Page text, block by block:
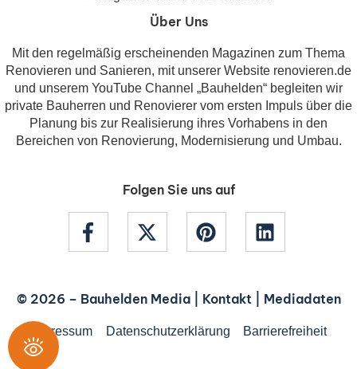
Über Uns
Mit den regelmäßig erscheinenden Magazinen zum Thema
Renovieren und Sanieren, mit unserer Website renovieren.de
und unserem YouTube Channel „Bauhelden“ begleiten wir
private Bauherren und Renovierer vom ersten Impuls über die
Planung bis zur Realisierung ihres Vorhabens in den
Bereichen von Renovierung, Modernisierung und Umbau.
Folgen Sie uns auf
© 2026 – Bauhelden Media| Kontakt| Mediadaten
Impressum Datenschutzerklärung Barrierefreiheit